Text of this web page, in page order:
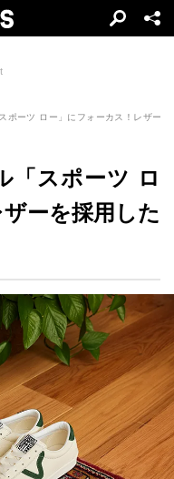
ポーツ ロー」にフォーカス！レザー
「スポーツ ロ
ーを採用した